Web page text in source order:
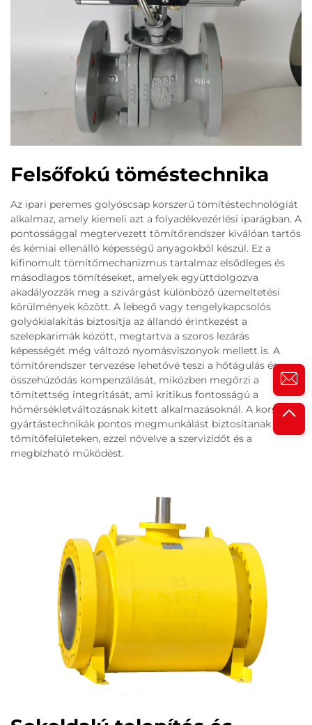
Felsőfokú töméstechnika
Az ipari peremes golyóscsap korszerű tömítéstechnológiát
alkalmaz, amely kiemeli azt a folyadékvezérlési iparágban. A
pontossággal megtervezett tömítőrendszer kiválóan tartós
és kémiai ellenálló képességű anyagokból készül. Ez a
kifinomult tömítőmechanizmus tartalmaz elsődleges és
másodlagos tömítéseket, amelyek együttdolgozva
akadályozzák meg a szivárgást különböző üzemeltetési
körülmények között. A lebegő vagy tengelykapcsolós
golyókialakítás biztosítja az állandó érintkezést a
szelepkarimák között, megtartva a szoros lezárás
képességét még változó nyomásviszonyok mellett is. A
tömítőrendszer tervezése lehetővé teszi a hőtágulás és
összehúzódás kompenzálását, miközben megőrzi a
tömítettség integritását, ami kritikus fontosságú a
hőmérsékletváltozásnak kitett alkalmazásoknál. A korszerű
gyártástechnikák pontos megmunkálást biztosítanak a
tömítőfelületeken, ezzel növelve a szervizidőt és a
megbízható működést.